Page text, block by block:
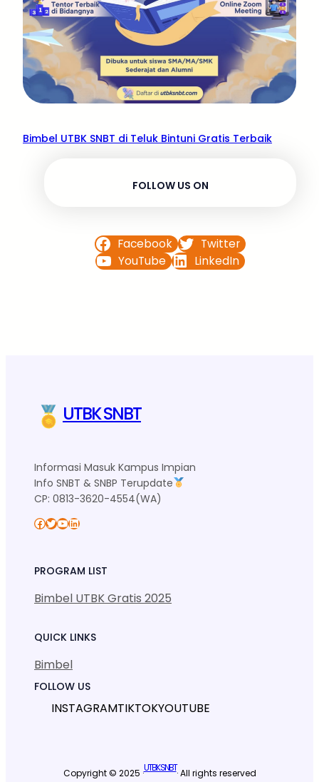
Bimbel UTBK SNBT di Teluk Bintuni Gratis Terbaik
FOLLOW US ON
Facebook
Twitter
YouTube
LinkedIn
UTBK SNBT
Informasi Masuk Kampus Impian
Info SNBT & SNBP Terupdate
CP: 0813-3620-4554(WA)
Facebook Twitter YouTube LinkedIn
PROGRAM LIST
Bimbel UTBK Gratis 2025
QUICK LINKS
Bimbel
FOLLOW US
INSTAGRAMTIKTOKYOUTUBE
Copyright © 2025 ·UTBK SNBT· All rights reserved